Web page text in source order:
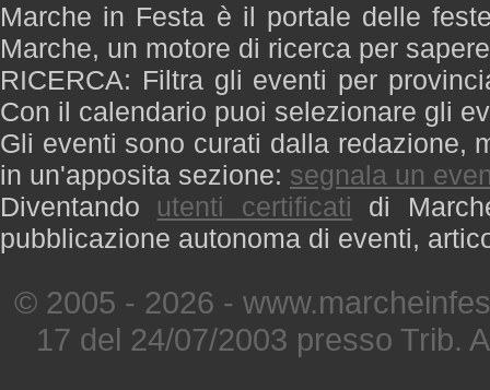
Marche in Festa è il portale delle
Marche, un motore di ricerca per
RICERCA: Filtra gli eventi per
Con il calendario puoi selezionare gli
Gli eventi sono curati dalla redazione,
in un'apposita sezione: segnala un
Diventando utenti certificati di
pubblicazione autonoma di eventi,
© 2005 - 2026 -
17 del 24/07/2003 presso Trib.